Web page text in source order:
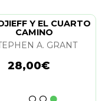
Y EL CUARTO
CAMINO
A. GRANT
28,00€